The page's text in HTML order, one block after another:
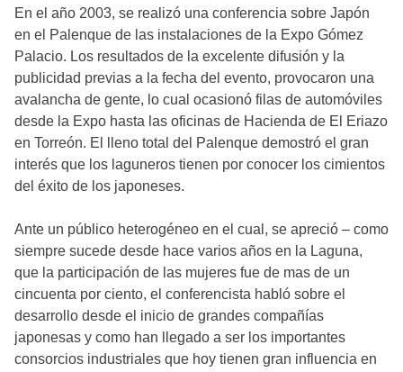
En el año 2003, se realizó una conferencia sobre Japón
en el Palenque de las instalaciones de la Expo Gómez
Palacio. Los resultados de la excelente difusión y la
publicidad previas a la fecha del evento, provocaron una
avalancha de gente, lo cual ocasionó filas de automóviles
desde la Expo hasta las oficinas de Hacienda de El Eriazo
en Torreón. El lleno total del Palenque demostró el gran
interés que los laguneros tienen por conocer los cimientos
del éxito de los japoneses.
Ante un público heterogéneo en el cual, se apreció – como
siempre sucede desde hace varios años en la Laguna,
que la participación de las mujeres fue de mas de un
cincuenta por ciento, el conferencista habló sobre el
desarrollo desde el inicio de grandes compañías
japonesas y como han llegado a ser los importantes
consorcios industriales que hoy tienen gran influencia en